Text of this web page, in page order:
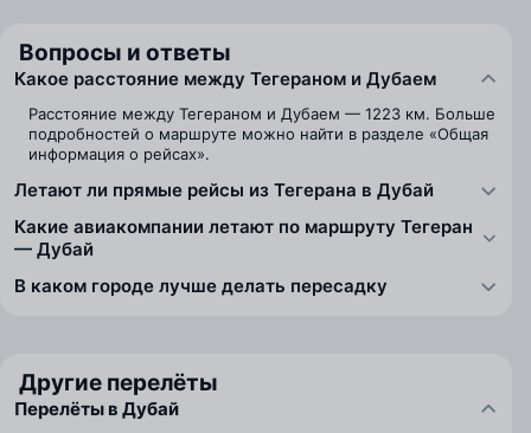
Вопросы и ответы
Какое расстояние между Тегераном и Дубаем
Расстояние между Тегераном и Дубаем — 1223 км. Больше
подробностей о маршруте можно найти в разделе «Общая
информация о рейсах».
Летают ли прямые рейсы из Тегерана в Дубай
Какие авиакомпании летают по маршруту Тегеран
— Дубай
В каком городе лучше делать пересадку
Другие перелёты
Перелёты в Дубай